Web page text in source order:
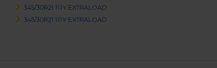
345/30R21 111Y EXTRALOAD
345/30R21 111Y EXTRALOAD